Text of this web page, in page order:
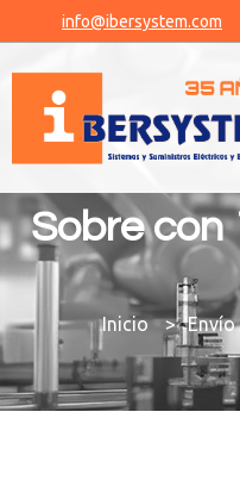
info@ibersystem.com
Sobre con
You are here: